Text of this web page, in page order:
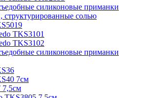
силиконовые приманки
солью
TKS3101
TKS3102
силиконовые приманки
7см
7,5см